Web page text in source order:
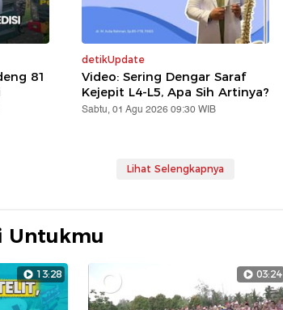
81
detikUpdate
Video: Sering Dengar Saraf
Kejepit L4-L5, Apa Sih Artinya?
Sabtu, 01 Agu 2026 09:30 WIB
Lihat Selengkapnya
Untukmu
13:28 03:24